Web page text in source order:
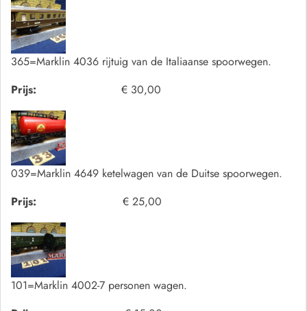
365=Marklin 4036 rijtuig van de Italiaanse spoorwegen.
Prijs:
€ 30,00
039=Marklin 4649 ketelwagen van de Duitse spoorwegen.
Prijs:
€ 25,00
101=Marklin 4002-7 personen wagen.